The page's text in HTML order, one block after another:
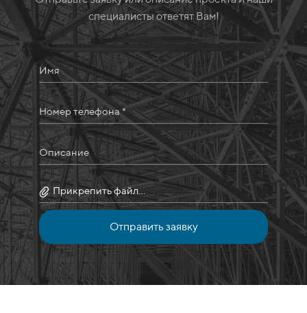
специалисты ответят Вам!
Имя
Номер телефона *
Описание
Прикрепить файл...
Отправить заявку